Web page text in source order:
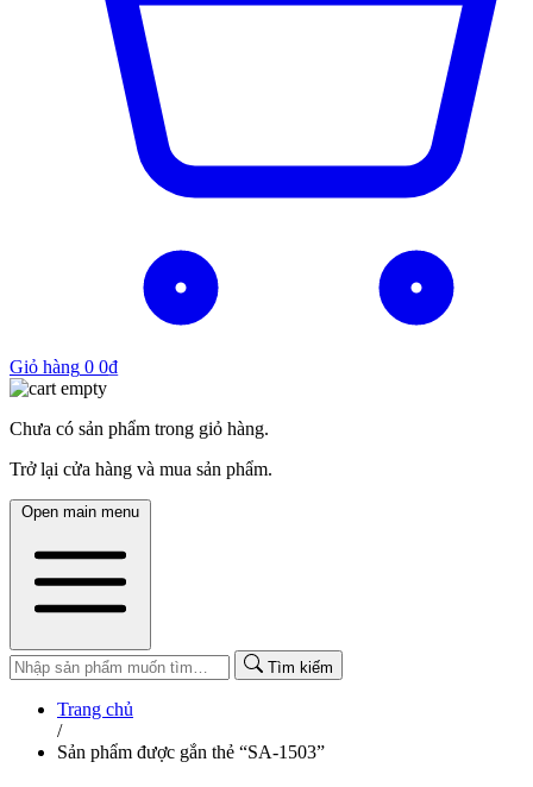
Giỏ hàng 0 0₫
Chưa có sản phẩm trong giỏ hàng.
Trở lại cửa hàng và mua sản phẩm.
Open main menu
Tìm kiếm
Trang chủ
/
Sản phẩm được gắn thẻ “SA-1503”